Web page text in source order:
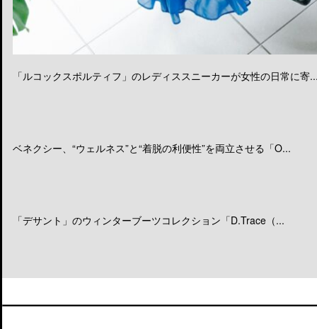
「ルコックスポルティフ」のレディススニーカーが女性の日常に寄
ベネクシー、“ウェルネス”と“着脱の利便性”を両立させる「O...
「デサント」のウィンターブーツコレクション「D.Trace（...